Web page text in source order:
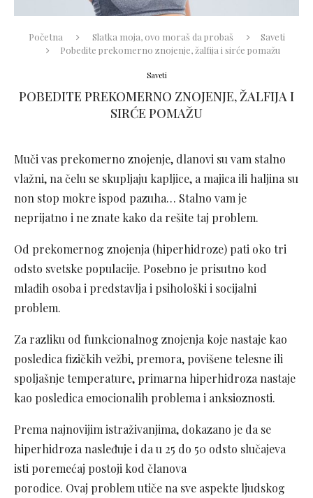
Početna Slatka moja, ovo moraš da probaš
Saveti
Pobedite prekomerno znojenje, žalfija i sirće pomažu
Saveti
POBEDITE PREKOMERNO ZNOJENJE, ŽALFIJA I
SIRĆE POMAŽU
Muči vas prekomerno znojenje, dlanovi su vam stalno
vlažni, na čelu se skupljaju kapljice, a majica ili haljina su
non stop mokre ispod pazuha… Stalno vam je
neprijatno i ne znate kako da rešite taj problem.
Od prekomernog znojenja (hiperhidroze) pati oko tri
odsto svetske populacije. Posebno je prisutno kod
mlađih osoba i predstavlja i psihološki i socijalni
problem.
Za razliku od funkcionalnog znojenja koje nastaje kao
posledica fizičkih vežbi, premora, povišene telesne ili
spoljašnje temperature, primarna hiperhidroza nastaje
kao posledica emocionalih problema i anksioznosti.
Prema najnovijim istraživanjima, dokazano je da se
hiperhidroza nasleđuje i da u 25 do 50 odsto slučajeva
isti poremećaj postoji kod članova
porodice. Ovaj problem utiče na sve aspekte ljudskog